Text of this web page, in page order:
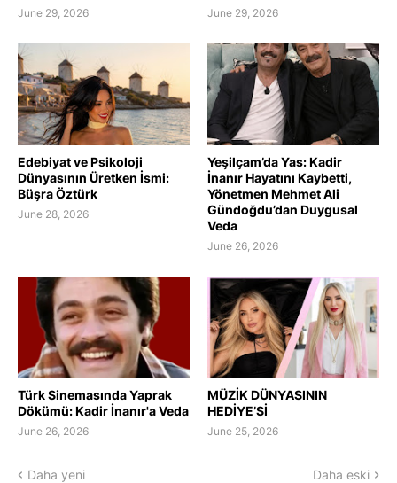
June 29, 2026 June 29, 2026
Edebiyat ve Psikoloji
Dünyasının Üretken İsmi:
Büşra Öztürk
June 28, 2026
Yeşilçam’da Yas: Kadir
İnanır Hayatını Kaybetti,
Yönetmen Mehmet Ali
Gündoğdu’dan Duygusal
Veda
June 26, 2026
Türk Sinemasında Yaprak
Dökümü: Kadir İnanır'a Veda
June 26, 2026
MÜZİK DÜNYASININ
HEDİYE’Sİ
June 25, 2026
Daha yeni Daha eski